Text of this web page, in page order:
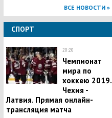
ВСЕ НОВОСТИ »
СПОРТ
20:20
Чемпионат
мира по
хоккею 2019.
Чехия -
Латвия. Прямая онлайн-
трансляция матча